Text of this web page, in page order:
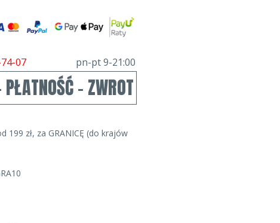
07 pn-pt 9-21:00
- ZWROT
199 zł, za GRANICĘ (do krajów